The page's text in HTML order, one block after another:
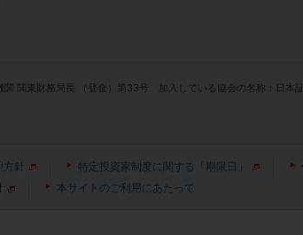
関東財務局長 （登金）第33号 加入している協会の名称：日
方針 特定投資家制度に関する「期限日」
本サイトのご利用にあたって